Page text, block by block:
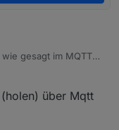
gesagt im MQTT
aus (In diesem Fall
1):
0
über Mqtt